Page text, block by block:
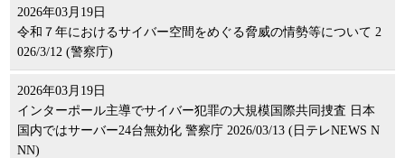
2026年03月19日
令和７年におけるサイバー空間をめぐる脅威の情勢等について 2
026/3/12 (警察庁)
2026年03月19日
インターポール主導でサイバー犯罪の大規模国際共同捜査 日本
国内ではサーバー24台無効化 警察庁 2026/03/13 (日テレNEWS N
NN)